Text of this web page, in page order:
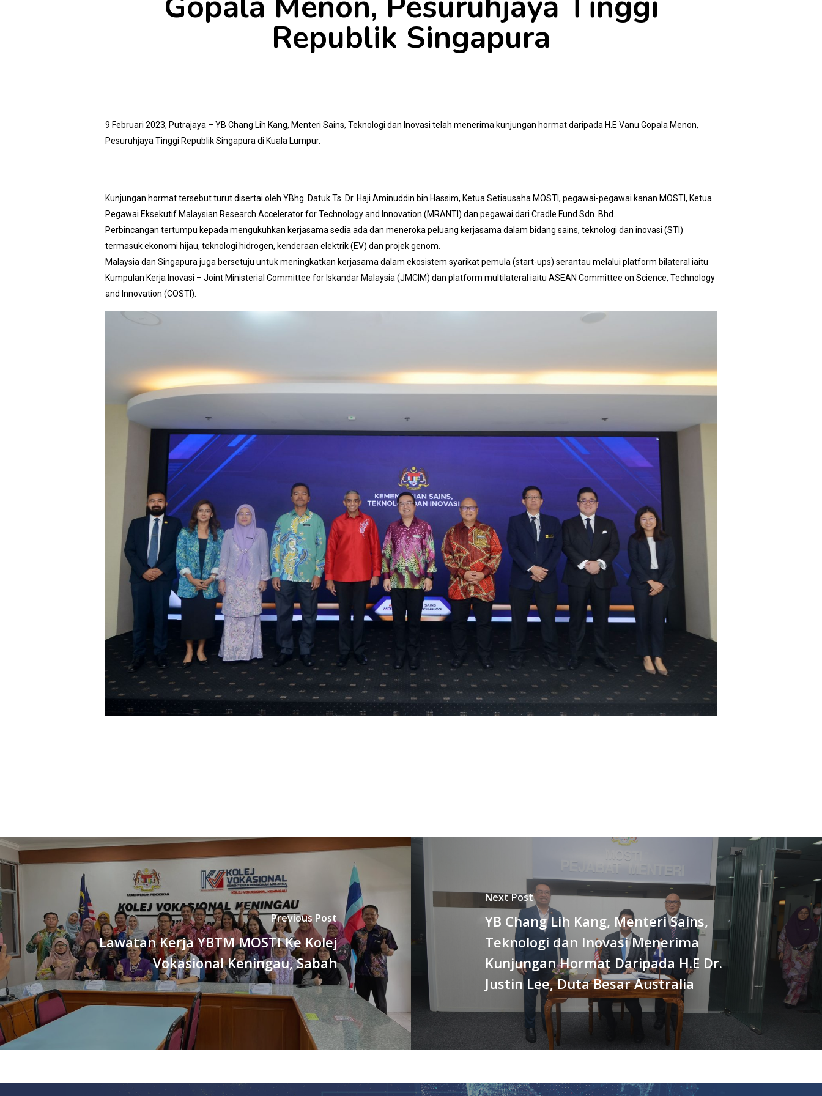
Republik Singapura
9 Februari 2023, Putrajaya – YB Chang Lih Kang, Menteri Sains, Teknologi dan Inovasi telah menerima kunjungan hormat daripada H.E Vanu Gopala Menon,
Pesuruhjaya Tinggi Republik Singapura di Kuala Lumpur.
Kunjungan hormat tersebut turut disertai oleh YBhg. Datuk Ts. Dr. Haji Aminuddin bin Hassim, Ketua Setiausaha MOSTI, pegawai-pegawai kanan MOSTI, Ketua
Pegawai Eksekutif Malaysian Research Accelerator for Technology and Innovation (MRANTI) dan pegawai dari Cradle Fund Sdn. Bhd.
Perbincangan tertumpu kepada mengukuhkan kerjasama sedia ada dan meneroka peluang kerjasama dalam bidang sains, teknologi dan inovasi (STI)
termasuk ekonomi hijau, teknologi hidrogen, kenderaan elektrik (EV) dan projek genom.
Malaysia dan Singapura juga bersetuju untuk meningkatkan kerjasama dalam ekosistem syarikat pemula (start-ups) serantau melalui platform bilateral iaitu
Kumpulan Kerja Inovasi – Joint Ministerial Committee for Iskandar Malaysia (JMCIM) dan platform multilateral iaitu ASEAN Committee on Science, Technology
and Innovation (COSTI).
Previous Post
Lawatan Kerja YBTM MOSTI Ke Kolej
Vokasional Keningau, Sabah
Next Post
YB Chang Lih Kang, Menteri Sains,
Teknologi dan Inovasi Menerima
Kunjungan Hormat Daripada H.E Dr.
Justin Lee, Duta Besar Australia